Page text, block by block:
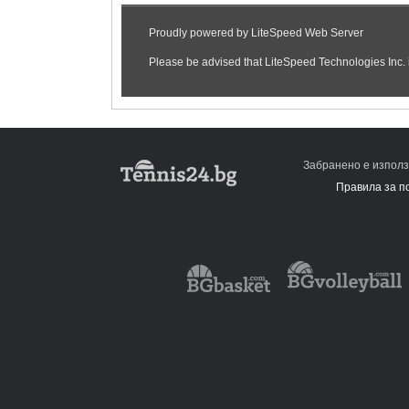
Забранено е
Правила за